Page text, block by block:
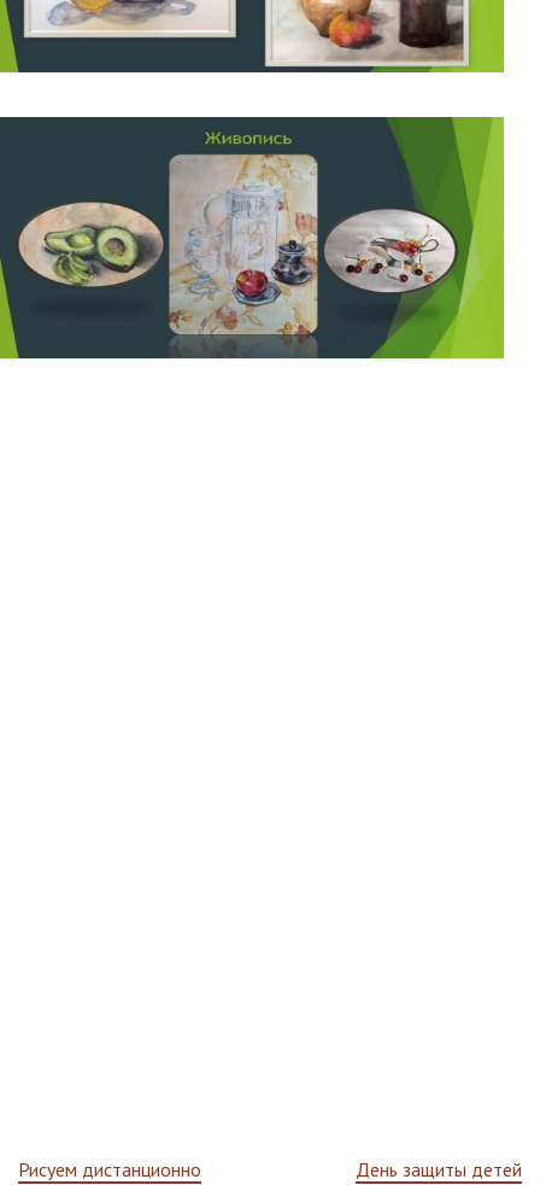
Рисуем дистанционно День защиты детей